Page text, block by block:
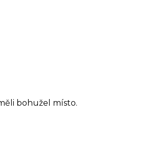
bohužel místo.